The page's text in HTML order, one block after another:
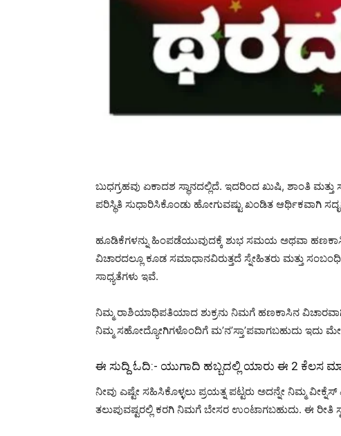
ಬುಧಗ್ರಹವು ಏಕಾದಶ ಸ್ಥಾನದಲ್ಲಿದೆ. ಇದರಿಂದ ಖುಷಿ, ಶಾಂತಿ
ಪರಿಸ್ಥಿತಿ ಸುಧಾರಿಸಿಕೊಂಡು ಹೋಗುವಷ್ಟು ಖಂಡಿತ ಆರ್ಥಿಕವಾಗಿ
ಹೂಡಿಕೆಗಳನ್ನು ಹಿಂಪಡೆಯುವುದಕ್ಕೆ ಶುಭ ಸಮಯ ಅಥವಾ
ವಿಚಾರದಲ್ಲೂ ಕೂಡ ಸಮಾಧಾನವಿರುತ್ತದೆ ಸ್ನೇಹಿತರು ಮತ್ತು
ಸಾಧ್ಯತೆಗಳು ಇವೆ.
ನಿಮ್ಮ ರಾಶಿಯಾಧಿಪತಿಯಾದ ಶುಕ್ರನು ನಿಮಗೆ ಹಣಕಾಸಿನ
ನಿಮ್ಮ ಸಹೋದ್ಯೋಗಿಗಳೊಂದಿಗೆ ಮ’ನ’ಸ್ತಾ’ಪವಾಗಬಹುದು ಇದು
ಈ ಸುದ್ದಿ ಓದಿ:- ಯುಗಾದಿ ಹಬ್ಬದಲ್ಲಿ ಯಾರು ಈ 2 ಕೆಲಸ
ನೀವು ಎಷ್ಟೇ ಸಹಿಸಿಕೊಳ್ಳಲು ಪ್ರಯತ್ನ ಪಟ್ಟರು ಅದನ್ನೇ ನಿಮ್ಮ
ತಲುಪುವಷ್ಟರಲ್ಲಿ ಕರಗಿ ನಿಮಗೆ ಬೇಸರ ಉಂಟಾಗಬಹುದು. ಈ ರೀತಿ